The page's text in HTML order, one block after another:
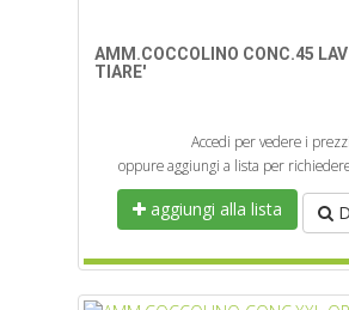
AMM.COCCOLINO CONC.45 LAV
TIARE'
Accedi per vedere i prezzi
oppure aggiungi a lista per
aggiungi alla lista